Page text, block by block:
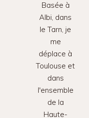
Basée à
Albi, dans
le Tarn, je
me
déplace à
Toulouse et
dans
l'ensemble
de la
Haute-